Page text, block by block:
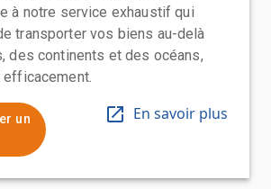
à notre service exhaustif qui
transporter vos biens au-delà
des continents et des océans,
un
En savoir plus